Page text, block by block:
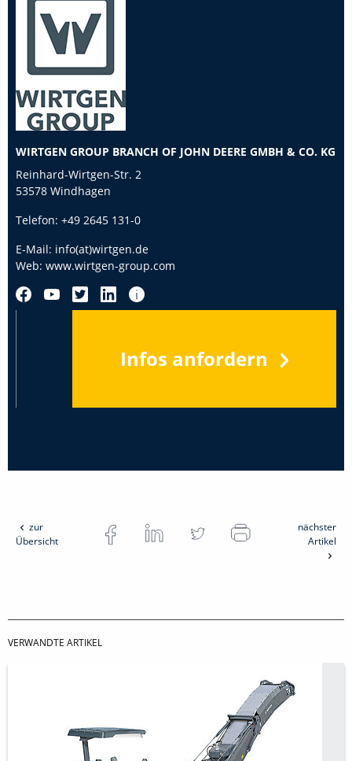
WIRTGEN GROUP BRANCH OF JOHN DEERE GMBH & CO. KG
Reinhard-Wirtgen-Str. 2
53578 Windhagen
Telefon: +49 2645 131-0
E-Mail: info(at)wirtgen.de
Web: www.wirtgen-group.com
Infos anfordern
zur
Übersicht
nächster
Artikel
VERWANDTE ARTIKEL